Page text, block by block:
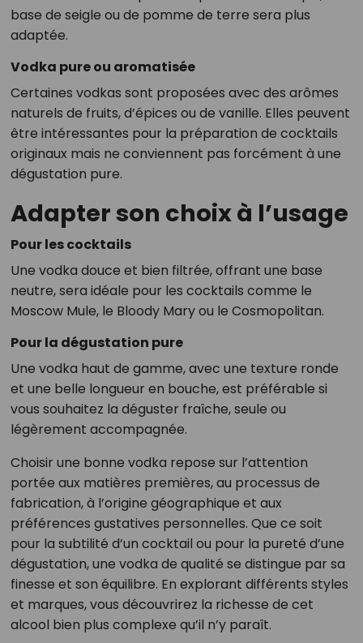
base de seigle ou de pomme de terre sera plus
adaptée.
Vodka pure ou aromatisée
Certaines vodkas sont proposées avec des arômes
naturels de fruits, d’épices ou de vanille. Elles peuvent
être intéressantes pour la préparation de cocktails
originaux mais ne conviennent pas forcément à une
dégustation pure.
Adapter son choix à l’usage
Pour les cocktails
Une vodka douce et bien filtrée, offrant une base
neutre, sera idéale pour les cocktails comme le
Moscow Mule, le Bloody Mary ou le Cosmopolitan.
Pour la dégustation pure
Une vodka haut de gamme, avec une texture ronde
et une belle longueur en bouche, est préférable si
vous souhaitez la déguster fraîche, seule ou
légèrement accompagnée.
Choisir une bonne vodka repose sur l’attention
portée aux matières premières, au processus de
fabrication, à l’origine géographique et aux
préférences gustatives personnelles. Que ce soit
pour la subtilité d’un cocktail ou pour la pureté d’une
dégustation, une vodka de qualité se distingue par sa
finesse et son équilibre. En explorant différents styles
et marques, vous découvrirez la richesse de cet
alcool bien plus complexe qu’il n’y paraît.